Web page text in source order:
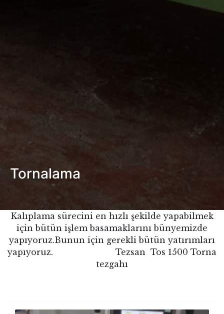
Tornalama
Kalıplama sürecini en hızlı şekilde yapabilmek
için bütün işlem basamaklarını bünyemizde
yapıyoruz.Bunun için gerekli bütün yatırımları
yapıyoruz. Tezsan Tos 1500 Torna
tezgahı